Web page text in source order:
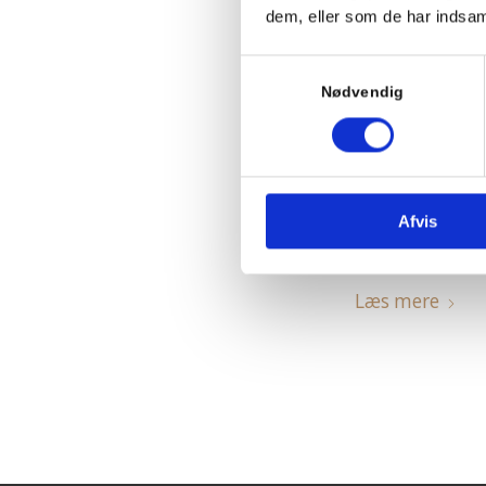
dem, eller som de har
Nødvendig
Afvis
5
Læs mere